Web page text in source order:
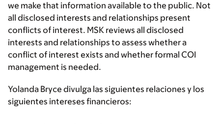
we make that information available to the public. Not
all disclosed interests and relationships present
conflicts of interest. MSK reviews all disclosed
interests and relationships to assess whether a
conflict of interest exists and whether formal COI
management is needed.
Yolanda Bryce divulga las siguientes relaciones y los
siguientes intereses financieros: